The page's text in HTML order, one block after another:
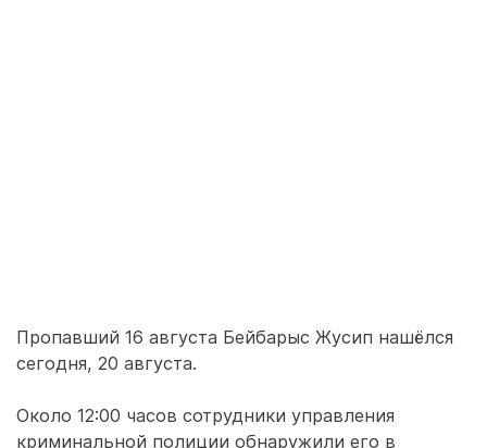
Пропавший 16 августа Бейбарыс Жусип нашёлся
сегодня, 20 августа.
Около 12:00 часов сотрудники управления
криминальной полиции обнаружили его в